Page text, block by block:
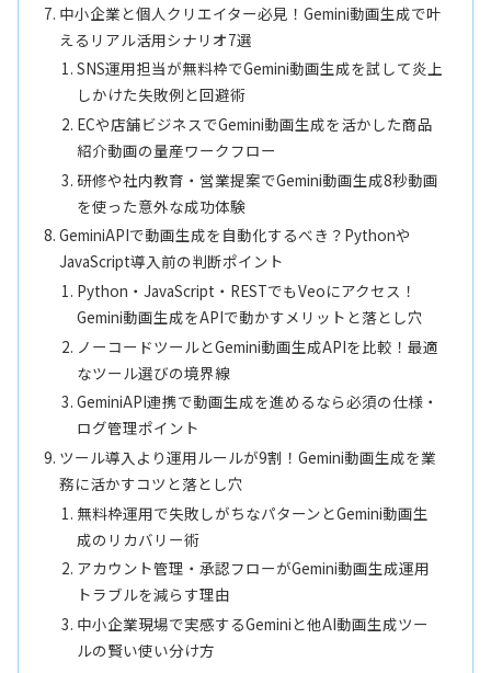
中小企業と個人クリエイター必見！Gemini動画生成で叶
えるリアル活用シナリオ7選
SNS運用担当が無料枠でGemini動画生成を試して炎上
しかけた失敗例と回避術
ECや店舗ビジネスでGemini動画生成を活かした商品
紹介動画の量産ワークフロー
研修や社内教育・営業提案でGemini動画生成8秒動画
を使った意外な成功体験
GeminiAPIで動画生成を自動化するべき？Pythonや
JavaScript導入前の判断ポイント
Python・JavaScript・RESTでもVeoにアクセス！
Gemini動画生成をAPIで動かすメリットと落とし穴
ノーコードツールとGemini動画生成APIを比較！最適
なツール選びの境界線
GeminiAPI連携で動画生成を進めるなら必須の仕様・
ログ管理ポイント
ツール導入より運用ルールが9割！Gemini動画生成を業
務に活かすコツと落とし穴
無料枠運用で失敗しがちなパターンとGemini動画生
成のリカバリー術
アカウント管理・承認フローがGemini動画生成運用
トラブルを減らす理由
中小企業現場で実感するGeminiと他AI動画生成ツー
ルの賢い使い分け方